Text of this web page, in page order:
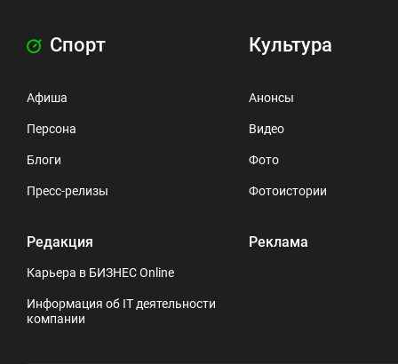
Спорт
Афиша
Персона
Блоги
Пресс-релизы
Редакция
Карьера в БИЗНЕС Online
Информация об IT деятельности
компании
Культура
Анонсы
Видео
Фото
Фотоистории
Реклама